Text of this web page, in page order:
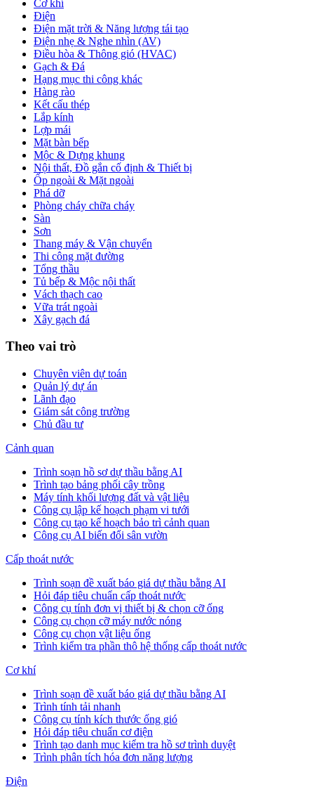
Cơ khí
Điện
Điện mặt trời & Năng lượng tái tạo
Điện nhẹ & Nghe nhìn (AV)
Điều hòa & Thông gió (HVAC)
Gạch & Đá
Hạng mục thi công khác
Hàng rào
Kết cấu thép
Lắp kính
Lợp mái
Mặt bàn bếp
Mộc & Dựng khung
Nội thất, Đồ gắn cố định & Thiết bị
Ốp ngoài & Mặt ngoài
Phá dỡ
Phòng cháy chữa cháy
Sàn
Sơn
Thang máy & Vận chuyển
Thi công mặt đường
Tổng thầu
Tủ bếp & Mộc nội thất
Vách thạch cao
Vữa trát ngoài
Xây gạch đá
Theo vai trò
Chuyên viên dự toán
Quản lý dự án
Lãnh đạo
Giám sát công trường
Chủ đầu tư
Cảnh quan
Trình soạn hồ sơ dự thầu bằng AI
Trình tạo bảng phối cây trồng
Máy tính khối lượng đất và vật liệu
Công cụ lập kế hoạch phạm vi tưới
Công cụ tạo kế hoạch bảo trì cảnh quan
Công cụ AI biến đổi sân vườn
Cấp thoát nước
Trình soạn đề xuất báo giá dự thầu bằng AI
Hỏi đáp tiêu chuẩn cấp thoát nước
Công cụ tính đơn vị thiết bị & chọn cỡ ống
Công cụ chọn cỡ máy nước nóng
Công cụ chọn vật liệu ống
Trình kiểm tra phần thô hệ thống cấp thoát nước
Cơ khí
Trình soạn đề xuất báo giá dự thầu bằng AI
Trình tính tải nhanh
Công cụ tính kích thước ống gió
Hỏi đáp tiêu chuẩn cơ điện
Trình tạo danh mục kiểm tra hồ sơ trình duyệt
Trình phân tích hóa đơn năng lượng
Điện